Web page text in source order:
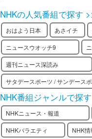
NHKの人気番組で探す
おはよう日本 あさイチ
ニュースウオッチ9
週刊ニュース深読み
サタデースポーツ / サンデース
NHK番組ジャンルで探
NHKニュース・報道
NHKバラエティ NHK情